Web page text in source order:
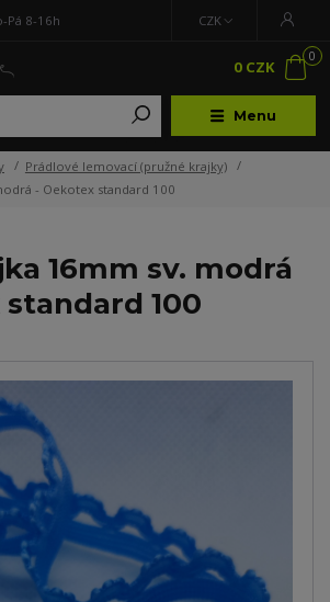
Menu
CZK
Pá 8-16h
0
0 CZK
Prádlové lemovací (pružné krajky)
- Oekotex standard 100
16mm sv. modrá
100